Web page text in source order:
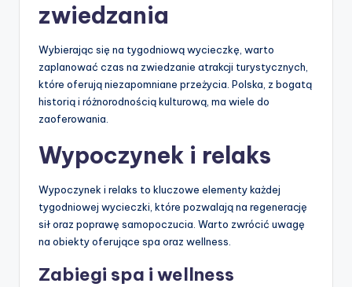
zwiedzania
Wybierając się na tygodniową wycieczkę, warto
zaplanować czas na zwiedzanie atrakcji turystycznych,
które oferują niezapomniane przeżycia. Polska, z bogatą
historią i różnorodnością kulturową, ma wiele do
zaoferowania.
Wypoczynek i relaks
Wypoczynek i relaks to kluczowe elementy każdej
tygodniowej wycieczki, które pozwalają na regenerację
sił oraz poprawę samopoczucia. Warto zwrócić uwagę
na obiekty oferujące spa oraz wellness.
Zabiegi spa i wellness